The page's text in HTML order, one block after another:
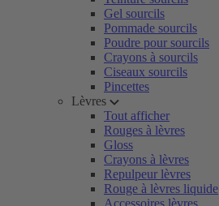
Gel sourcils
Pommade sourcils
Poudre pour sourcils
Crayons à sourcils
Ciseaux sourcils
Pincettes
Lèvres
Tout afficher
Rouges à lèvres
Gloss
Crayons à lèvres
Repulpeur lèvres
Rouge à lèvres liquide
Accessoires lèvres